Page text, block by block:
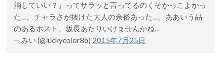
消していい？』ってサラッと言ってるのくそかっこよかっ
た…。チャラさが抜けた大人の余裕あった…。ああいう品
のあるホスト、坂長あたりいけませんかね…
— みい (@luckycolor8b) 2015年7月25日